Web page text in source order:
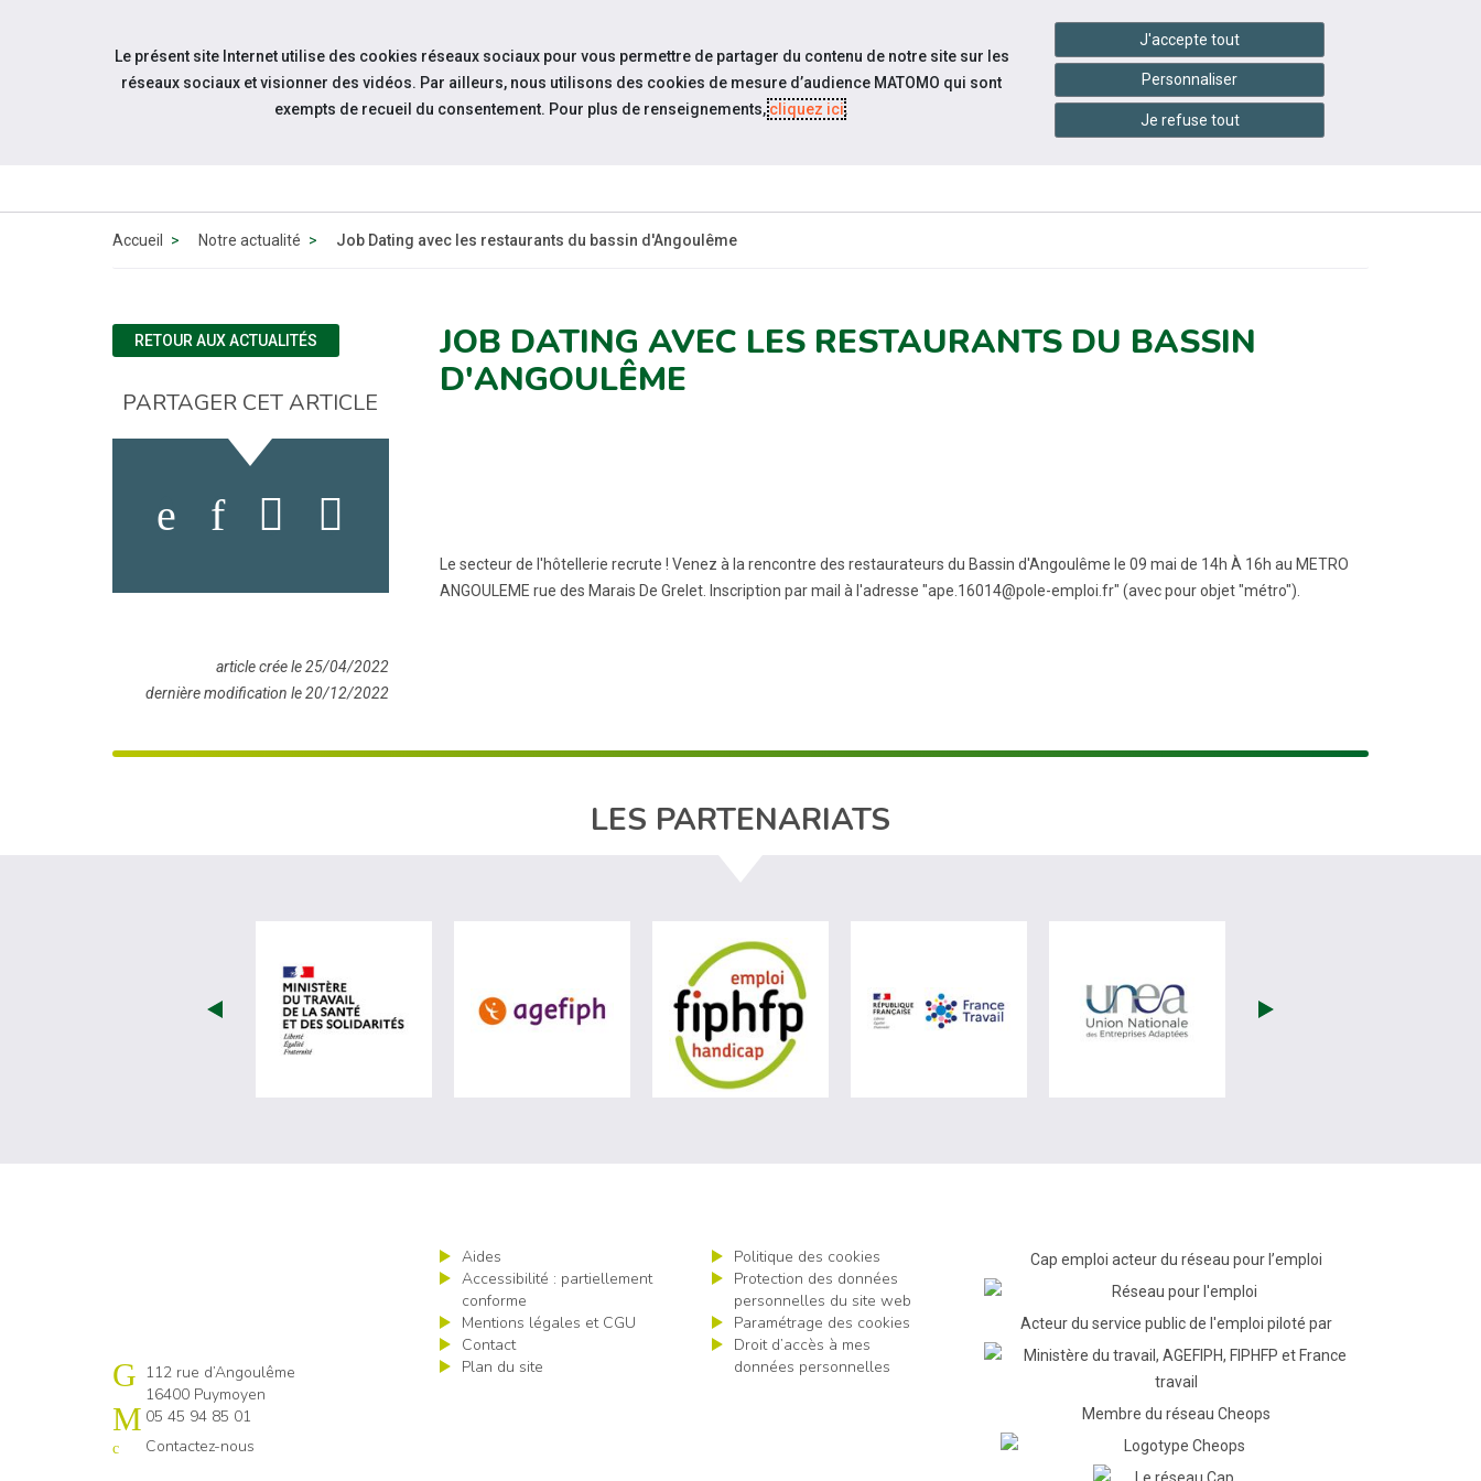
Aller au contenu
Accessibilité handshake Services en ligne
ESPACE
ESPACE
PRATIQUES
JOURNÉE
MONDIALE DE
ÉVÉNEMENTS
Accueil Notre actualité Job Dating avec les restaurants du bassin d'Angoulême
JOB DATING AVEC LES RESTAURANTS DU BASSIN
D'ANGOULÊME
Le secteur de l'hôtellerie recrute ! Venez à la rencontre des restaurateurs du Bassin d'Angoulême le 09 mai de 14h À 16h au METRO
ANGOULEME rue des Marais De Grelet. Inscription par mail à l'adresse "ape.16014@pole-emploi.fr" (avec pour objet "métro").
RETOUR AUX ACTUALITÉS
PARTAGER CET ARTICLE
article crée le 25/04/2022
dernière modification le 20/12/2022
LES PARTENARIATS
visiter les site de Ministère du travail (nouvelle fenêtre)
visiter les site de Agefiph (nouvelle fenêtre)visiter les site de Fiphfp (nouvelle fenêtre)visiter les site de France Travail (nouvelle fenêtre)
visiter les site de Unea (nouvelle
Cap emploi 16
112 rue d’Angoulême
16400 Puymoyen
05 45 94 85 01
Contactez-nous
Aides
Accessibilité : partiellement
conforme
Mentions légales et CGU
Contact
Plan du site
Politique des cookies
Protection des données
personnelles du site web
Paramétrage des cookies
Droit d’accès à mes
données personnelles
Cap emploi acteur du réseau pour l’emploi
Acteur du service public de l'emploi piloté par
Membre du réseau Cheops
Le présent site Internet utilise des cookies réseaux sociaux pour vous permettre de partager du contenu de notre site sur les
réseaux sociaux et visionner des vidéos. Par ailleurs, nous utilisons des cookies de mesure d’audience MATOMO qui sont
exempts de recueil du consentement. Pour plus de renseignements,cliquez ici.
J'accepte tout
Personnaliser
Je refuse tout